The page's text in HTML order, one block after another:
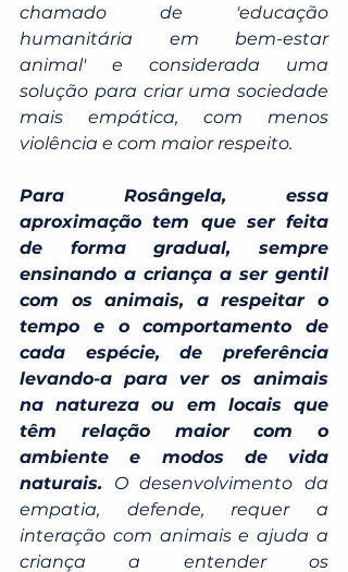
chamado de 'educação
humanitária em bem-estar
animal' e considerada uma
solução para criar uma sociedade
mais empática, com menos
violência e com maior respeito.
Para Rosângela, essa
aproximação tem que ser feita
de forma gradual, sempre
ensinando a criança a ser gentil
com os animais, a respeitar o
tempo e o comportamento de
cada espécie, de preferência
levando-a para ver os animais
na natureza ou em locais que
têm relação maior com o
ambiente e modos de vida
naturais. O desenvolvimento da
empatia, defende, requer a
interação com animais e ajuda a
criança a entender os